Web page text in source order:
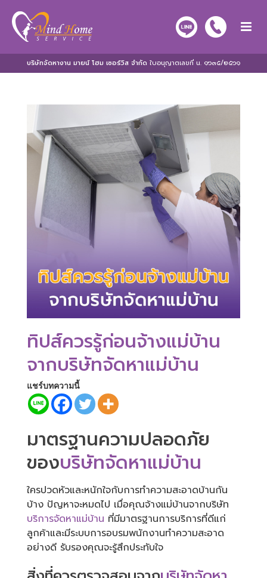
ทิปส์ควรรู้ก่อนจ้างแม่บ้าน
จากบริษัทจัดหาแม่บ้าน
แชร์บทความนี้
มาตรฐานความปลอดภัย
ของบริษัทจัดหาแม่บ้าน
ใครปวดหัวและหนักใจกับการทำความสะอาดบ้านกัน
บ้าง ปัญหาจะหมดไป เมื่อคุณจ้างแม่บ้านจากบริษัท
บริการจัดหาแม่บ้าน ที่มีมาตรฐานการบริการที่ดีแก่
ลูกค้าและมีระบบการอบรมพนักงานทำความสะอาด
อย่างดี รับรองคุณจะรู้สึกประทับใจ
บริษัทจัดหางาน มายน์ โฮม เซอร์วิส จำกัด ใบอนุญาตเลขที่ น. ๑๖๓๕/๒๕๖๑